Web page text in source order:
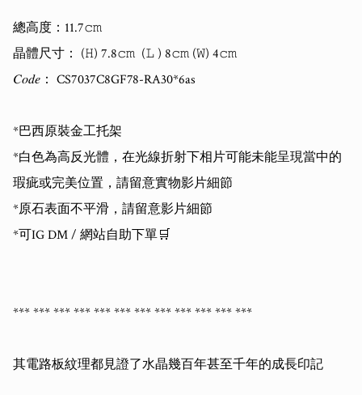
總高度：11.7𝚌𝚖
晶體尺寸： (𝙷) 7.8𝚌𝚖  (𝙻 ) 8𝚌𝚖 (𝚆) 4𝚌𝚖
𝐶𝑜𝑑𝑒： CS7037C8GF78-RA30*6as
*巴西原裝金工托架
*白色為高反光體，在光線折射下相片可能未能呈現當中的
瑕疵或完美位置，請留意實物影片細節
*原石表面不平滑，請留意影片細節
*可IG DM / 網站自助下單🛒
*** *** *** *** *** *** *** *** *** *** *** ***
其電路板紋理都見證了水晶幾百年甚至千年的成長印記